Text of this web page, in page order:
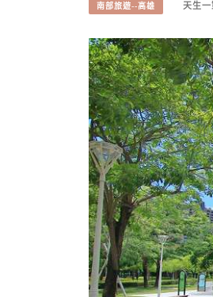
南部旅遊--高雄 天生一